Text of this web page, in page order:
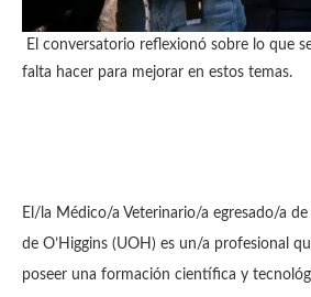
El conversatorio reflexionó sobre lo que
falta hacer para mejorar en estos temas.
El/la Médico/a Veterinario/a egresado/a de
de O’Higgins (UOH) es un/a profesional
poseer una formación científica y